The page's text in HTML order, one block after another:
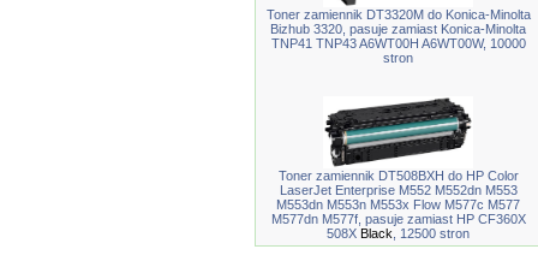
Toner zamiennik DT3320M do Konica-Minolta
Bizhub 3320, pasuje zamiast Konica-Minolta
TNP41 TNP43 A6WT00H A6WT00W, 10000
stron
Toner zamiennik DT508BXH do HP Color
LaserJet Enterprise M552 M552dn M553
M553dn M553n M553x Flow M577c M577
M577dn M577f, pasuje zamiast HP CF360X
508X Black , 12500 stron